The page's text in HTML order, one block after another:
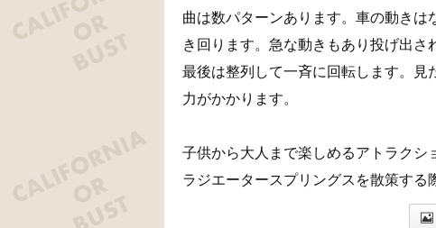
曲は数パターンあります。車の動き
き回ります。急な動きもあり投げ出さ
最後は整列して一斉に回転します。
力がかかります。
子供から大人まで楽しめるアトラクシ
ラジエータースプリングスを散策する